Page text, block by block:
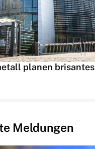
planen brisantes
Meldungen